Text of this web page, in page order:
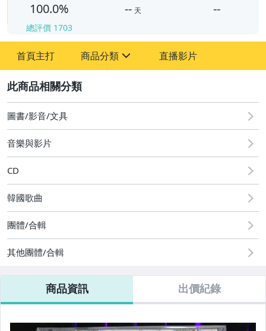
100.0%
總評價 1703
-- 天 --
首頁主打 商品分類
其它
直播影片
圖書/影音/文具
音樂與影片
CD
韓國歌曲
團體/合輯
其他團體/合輯
商品資訊 出價紀錄